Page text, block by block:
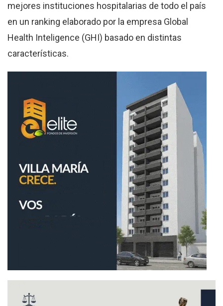
mejores instituciones hospitalarias de todo el país
en un ranking elaborado por la empresa Global
Health Inteligence (GHI) basado en distintas
características.